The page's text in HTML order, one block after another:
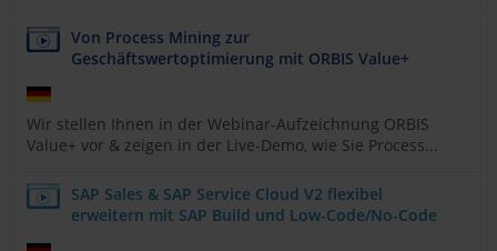
Von Process Mining zur
Geschäftswertoptimierung mit ORBIS Value+
Wir stellen Ihnen in der Webinar-Aufzeichnung ORBIS
Value+ vor & zeigen in der Live-Demo, wie Sie Process...
SAP Sales & SAP Service Cloud V2 flexibel
erweitern mit SAP Build und Low-Code/No-Code